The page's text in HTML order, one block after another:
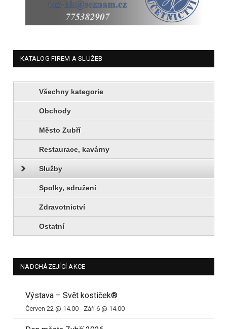
KATALOG FIREM A SLUŽEB
Všechny kategorie
Obchody
Město Zubří
Restaurace, kavárny
Služby
Spolky, sdružení
Zdravotnictví
Ostatní
NADCHÁZEJÍCÍ AKCE
Výstava – Svět kostiček®
Červen 22 @ 14.00 - Září 6 @ 14.00